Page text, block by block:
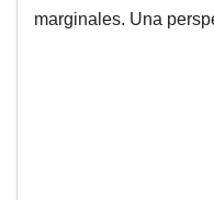
marginales. Una